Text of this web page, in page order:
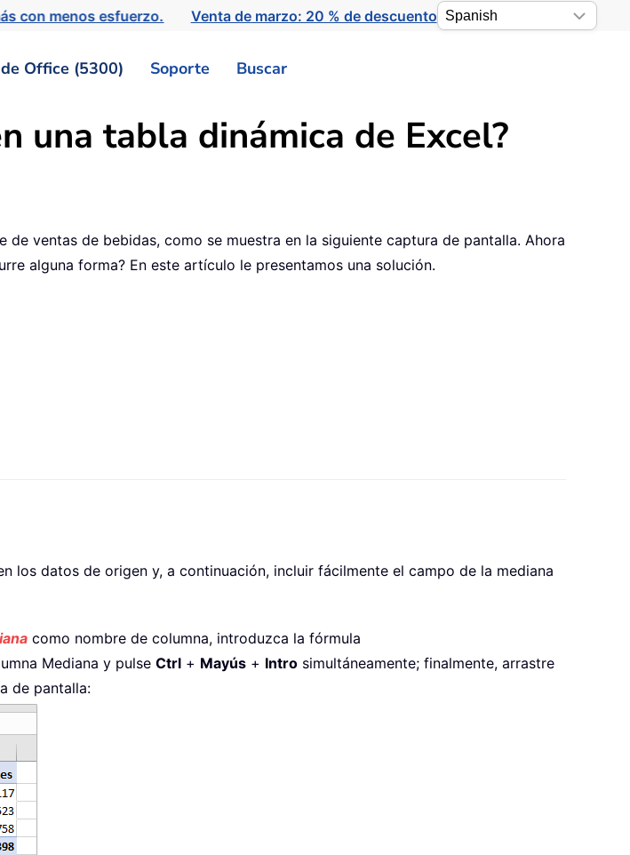
con menos esfuerzo. Venta de marzo: 20 % de descuento
Office (5300) Soporte Buscar
una tabla dinámica de Excel?
ventas de bebidas, como se muestra en la siguiente captura de pantalla. Ahora
alguna forma? En este artículo le presentamos una solución.
los datos de origen y, a continuación, incluir fácilmente el campo de la mediana
como nombre de columna, introduzca la fórmula
Mediana y pulse Ctrl + Mayús + Intro simultáneamente; finalmente, arrastre
de pantalla: